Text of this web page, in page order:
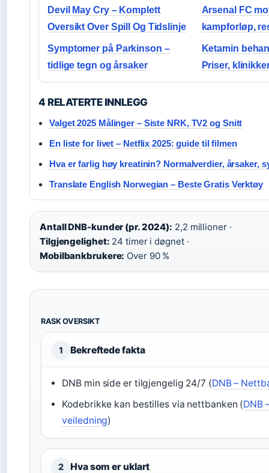
Devil May Cry – Komplett
Oversikt Over Spill Og Tidslinje
Arsenal FC
kampforløp,
Symptomer på Parkinson –
tidlige tegn og årsaker
Ketamin
Priser,
4 RELATERTE INNLEGG
Valget 2025 Målinger – Siste NRK, TV2 og Snitt
En liste for livet – Netflix 2025: guide til filmen
Hva er farlig høy kreatinin? Normalverdier, årsaker,
Translate English Norwegian – Beste Gratis Verktøy
Antall DNB-kunder (pr. 2024): 2,2 millioner ·
Tilgjengelighet: 24 timer i døgnet ·
Mobilbankbrukere: Over 90 %
RASK OVERSIKT
1 Bekreftede fakta
DNB min side er tilgjengelig 24/7 (DNB –
Kodebrikke kan bestilles via nettbanken (DNB
veiledning)
2 Hva som er uklart